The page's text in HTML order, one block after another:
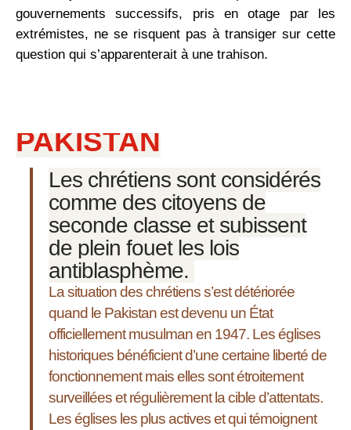
gouvernements ­successifs, pris en otage par les
extrémistes, ne se risquent pas à transiger sur cette
question qui s’apparenterait à une trahison.
PAKISTAN
Les chrétiens sont considérés
comme des citoyens de
seconde classe et subissent
de plein fouet les lois
antiblasphème.
La situation des chrétiens s’est détériorée
quand le Pakistan est devenu un État
officiellement musulman en 1947. Les églises
historiques bénéficient d’une certaine liberté de
fonctionnement mais elles sont étroitement
surveillées et régulièrement la cible d’attentats.
Les églises les plus actives et qui témoignent